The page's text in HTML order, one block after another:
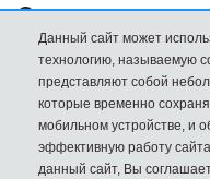
Доставка и оплата
Обмен и возврат
Размеры
FAQ
Данный сайт может
технологию, называемую
представляют собой
которые временно
мобильном устройстве, и
эффективную работу
данный сайт, Вы